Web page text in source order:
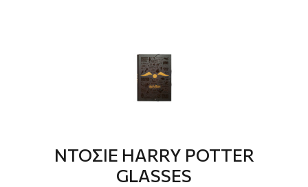
ΝΤΟΣΙΕ HARRY POTTER
GLASSES